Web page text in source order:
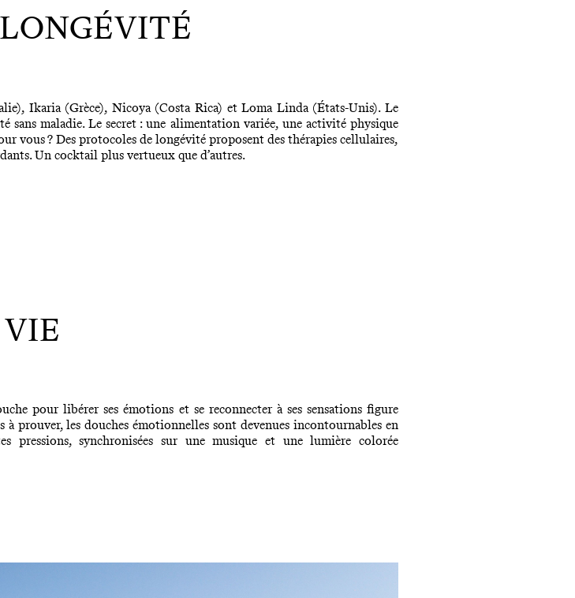
Ikaria (Grèce), Nicoya (Costa Rica) et Loma Linda (États-Unis). Le
maladie. Le secret : une alimentation variée, une activité physique
vous ? Des protocoles de longévité proposent des thérapies cellulaires,
Un cocktail plus vertueux que d’autres.
pour libérer ses émotions et se reconnecter à ses sensations figure
prouver, les douches émotionnelles sont devenues incontournables en
pressions, synchronisées sur une musique et une lumière colorée